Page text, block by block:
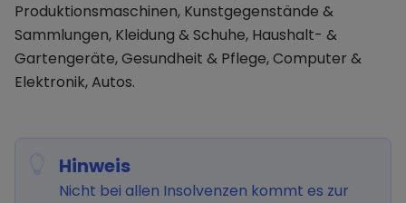
Produktionsmaschinen, Kunstgegenstände &
Sammlungen, Kleidung & Schuhe, Haushalt- &
Gartengeräte, Gesundheit & Pflege, Computer &
Elektronik, Autos.
Hinweis
Nicht bei allen Insolvenzen kommt es zur